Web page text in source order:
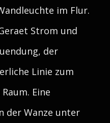
im Flur.
Strom und
der
Linie zum
Eine
der Wanze unter